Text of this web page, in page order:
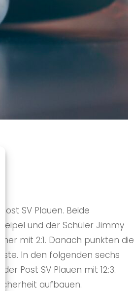
SV Plauen. Beide
und der Schüler Jimmy
mit 2:1. Danach punkten die
In den folgenden sechs
Post SV Plauen mit 12:3.
aufbauen.